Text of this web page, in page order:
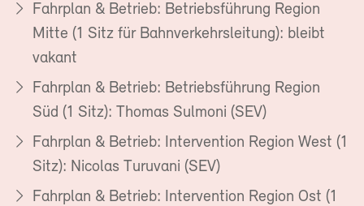
Fahrplan & Betrieb: Betriebsführung Region
Mitte (1 Sitz für Bahnverkehrsleitung): bleibt
vakant
Fahrplan & Betrieb: Betriebsführung Region
Süd (1 Sitz): Thomas Sulmoni (SEV)
Fahrplan & Betrieb: Intervention Region West (1
Sitz): Nicolas Turuvani (SEV)
Fahrplan & Betrieb: Intervention Region Ost (1